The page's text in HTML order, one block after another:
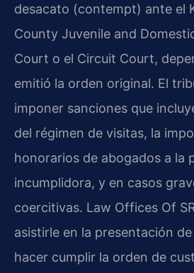
desacato (contempt) ante el
County Juvenile and
Court o el Circuit Court,
emitió la orden original. El
imponer sanciones que
del régimen de visitas, la
honorarios de abogados a la
incumplidora, y en casos
coercitivas. Law Offices Of
asistirle en la presentación
hacer cumplir la orden de